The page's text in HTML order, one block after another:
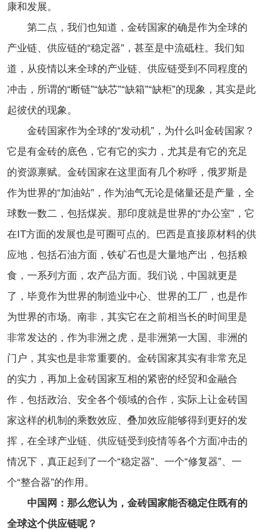
康和发展。
第二点，我们也知道，金砖国家的确是作为全球的
产业链、供应链的“稳定器”，甚至是中流砥柱。我们知
道，从疫情以来全球的产业链、供应链受到不同程度的
冲击，所谓的“断链”“缺芯”“缺箱”“缺柜”的现象，其实是此
起彼伏的现象。
金砖国家作为全球的“发动机”，为什么叫金砖国家？
它是有金砖的底色，它有它的实力，尤其是有它的充足
的资源禀赋。金砖国家在这里面有几个称呼，俄罗斯是
作为世界的“加油站”，作为油气无论是储量还是产量，全
球数一数二，包括煤炭。那印度就是世界的“办公室”，它
在IT方面的发展也是可圈可点的。巴西是直接原材料的供
应地，包括石油方面，铁矿石也是大量地产出，包括粮
食，一系列方面，农产品方面。我们说，中国就更是
了，毕竟作为世界的制造业中心、世界的工厂，也是作
为世界的市场。南非，其实它在之前相当长的时间里是
非常发达的，作为非洲之虎，是非洲第一大国、非洲的
门户，其实也是非常重要的。金砖国家其实有非常充足
的实力，再加上金砖国家互相的紧密的经贸和金融合
作，包括政治、安全各个领域的合作，实际上让金砖国
家这样的机制的乘数效应、叠加效应能够得到更好的发
挥，在全球产业链、供应链受到疫情等各个方面冲击的
情况下，真正起到了一个“稳定器”、一个“修复器”、一
个“整合器”的作用。
中国网：那么您认为，金砖国家能否稳定住既有的
全球这个供应链呢？